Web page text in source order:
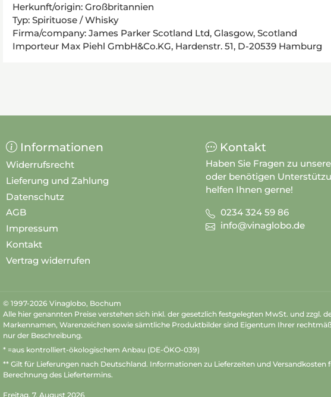
Herkunft/origin: Großbritannien
Typ: Spirituose / Whisky
Firma/company: James Parker Scotland Ltd, Glasgow, Scotland
Importeur Max Piehl GmbH&Co.KG, Hardenstr. 51, D-20539 Hamburg
Informationen
Widerrufsrecht
Lieferung und Zahlung
Datenschutz
AGB
Impressum
Kontakt
Vertrag widerrufen
Kontakt
Haben Sie Fragen zu
oder benötigen
helfen Ihnen gerne!
0234 324 59 86
info@vinaglobo.de
© 1997-2026 Vinaglobo, Bochum
Alle hier genannten Preise verstehen sich inkl. der gesetzlich festgelegten MwSt. und zzgl.
Markennamen, Warenzeichen sowie sämtliche Produktbilder sind Eigentum Ihrer
nur der Beschreibung.
* =aus kontrolliert-ökologischem Anbau (DE-ÖKO-039)
** Gilt für Lieferungen nach Deutschland. Informationen zu Lieferzeiten und Versandkosten
Berechnung des Liefertermins.
Freitag, 7. August 2026